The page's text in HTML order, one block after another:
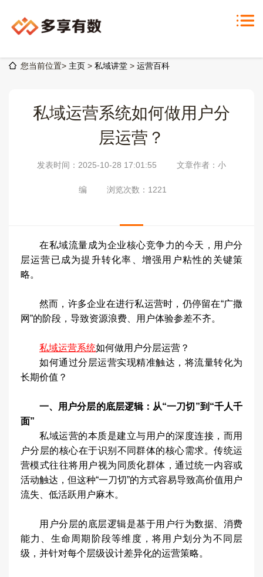
您当前位置> 主页 > 私域讲堂 > 运营百科
私域运营系统如何做用户分
层运营？
发表时间：2025-10-28 17:01:55 文章作者：小
编 浏览次数： 1221
在私域流量成为企业核心竞争力的今天，用户分
层运营已成为提升转化率、增强用户粘性的关键策
略。
然而，许多企业在进行私运营时，仍停留在“广撒
网”的阶段，导致资源浪费、用户体验参差不齐。
私域运营系统如何做用户分层运营？
如何通过分层运营实现精准触达，将流量转化为
长期价值？
一、用户分层的底层逻辑：从“一刀切”到“千人千
面”
私域运营的本质是建立与用户的深度连接，而用
户分层的核心在于识别不同群体的核心需求。传统运
营模式往往将用户视为同质化群体，通过统一内容或
活动触达，但这种“一刀切”的方式容易导致高价值用户
流失、低活跃用户麻木。
用户分层的底层逻辑是基于用户行为数据、消费
能力、生命周期阶段等维度，将用户划分为不同层
级，并针对每个层级设计差异化的运营策略。